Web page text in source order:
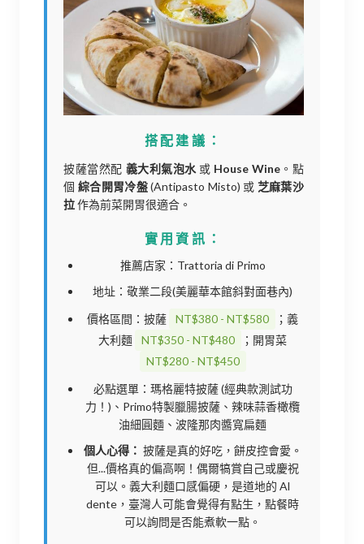
搭配建議：
披薩當然配 義大利氣泡水 或 House Wine。點
個綜合開胃冷盤(Antipasto Misto) 或 芝麻葉沙
拉作為前菜開胃很適合。
實用資訊：
推薦店家：Trattoria di Primo
地址：敬業二段(美麗華本館斜對面巷內)
價格區間：披薩
NT$380 - NT$580
；義
大利麵
NT$350 - NT$480
；開胃菜
NT$280 - NT$450
必點選單：瑪格麗特披薩 (經典款測試功
力！)、Primo特製臘腸披薩、辣味蒜香橄欖
油細圓麵、波隆那肉醬寬扁麵
個人心得： 披薩是真的好吃，餅皮控會愛。
但...價格真的偏高啊！偶爾犒賞自己或慶祝
可以。義大利麵口感偏硬，是道地的 Al
dente，臺灣人可能會覺得有點生，點餐時
可以詢問是否能煮軟一點。